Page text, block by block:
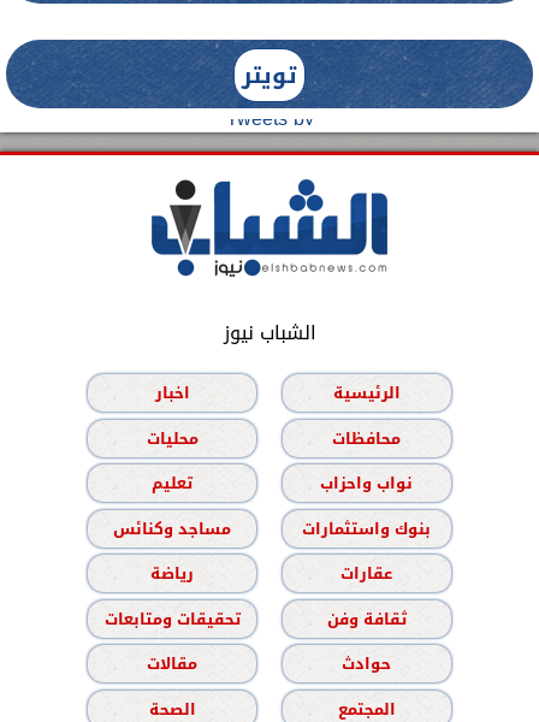
تويتر
Tweets by
الشباب نيوز
الرئيسية
اخبار
محافظات
محليات
نواب واحزاب
تعليم
بنوك واستثمارات
مساجد وكنائس
عقارات
رياضة
ثقافة وفن
تحقيقات ومتابعات
حوادث
مقالات
المجتمع
الصحة